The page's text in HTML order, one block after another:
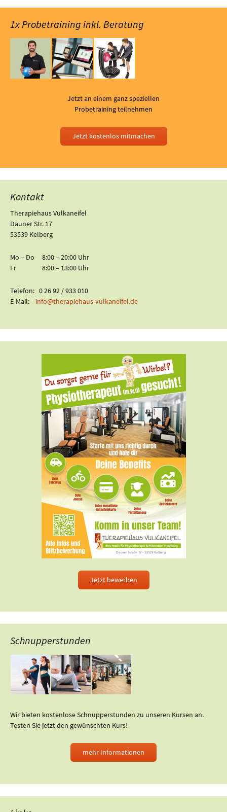
1x Probetraining inkl. Beratung
Jetzt an einem ganz speziellen
Probetraining teilnehmen
Jetzt kostenlos mitmachen
Kontakt
Therapiehaus Vulkaneifel
Dauner Str. 17
53539 Kelberg
Mo – Do 8:00 – 20:00 Uhr
Fr 8:00 – 13:00 Uhr
Telefon: 0 26 92 / 933 010
E-Mail: info@therapiehaus-vulkaneifel.de
Jetzt bewerben
Schnupperstunden
Wir bieten kostenlose Schnupperstunden zu unseren Kursen an.
Testen Sie jetzt den gewünschten Kurs!
mehr Informationen